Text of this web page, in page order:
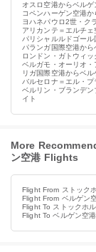
オスロ空港からベル
コペンハーゲン空港
ヨハネパウロ2世・ク
アリカンテ＝エルチ
パリシャルルドゴー
パランガ国際空港か
ロンドン・ガトウィ
ベルガモ・オーリオ
リガ国際空港からベ
バルセロナ＝エル・
ベルリン・ブランデ
イト
More
ン空港 Flights
Flight From ストック
Flight From ベルゲン
Flight To ストックホ
Flight To ベルゲン空港